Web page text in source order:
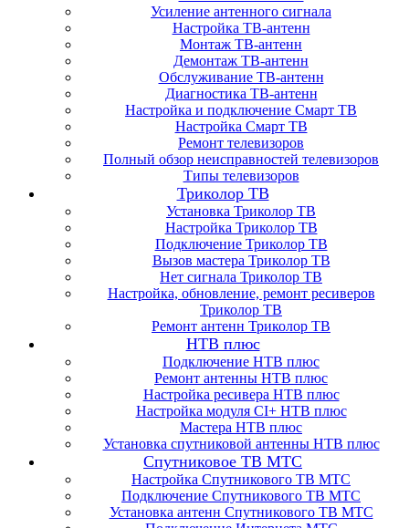
Усиление антенного сигнала
Настройка ТВ-антенн
Монтаж ТВ-антенн
Демонтаж ТВ-антенн
Обслуживание ТВ-антенн
Диагностика ТВ-антенн
Настройка и подключение Смарт ТВ
Настройка Смарт ТВ
Ремонт телевизоров
Полный обзор неисправностей телевизоров
Типы телевизоров
Триколор ТВ
Установка Триколор ТВ
Настройка Триколор ТВ
Подключение Триколор ТВ
Вызов мастера Триколор ТВ
Нет сигнала Триколор ТВ
Настройка, обновление, ремонт ресиверов
Триколор ТВ
Ремонт антенн Триколор ТВ
НТВ плюс
Подключение НТВ плюс
Ремонт антенны НТВ плюс
Настройка ресивера НТВ плюс
Настройка модуля CI+ НТВ плюс
Мастера НТВ плюс
Установка спутниковой антенны НТВ плюс
Спутниковое ТВ МТС
Настройка Спутникового ТВ МТС
Подключение Спутникового ТВ МТС
Установка антенн Спутникового ТВ МТС